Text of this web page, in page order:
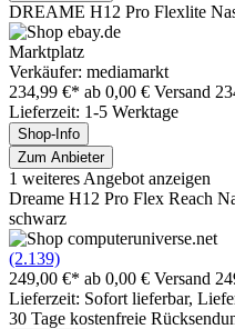
DREAME H12 Pro Flexlite
Marktplatz
Verkäufer: mediamarkt
234,99 €* ab 0,00 € Versand
Lieferzeit: 1-5 Werktage
Shop-Info
Zum Anbieter
1 weiteres Angebot anzeigen
Dreame H12 Pro Flex Reach
schwarz
(2.139)
249,00 €* ab 0,00 € Versand
Lieferzeit: Sofort lieferbar,
30 Tage kostenfreie